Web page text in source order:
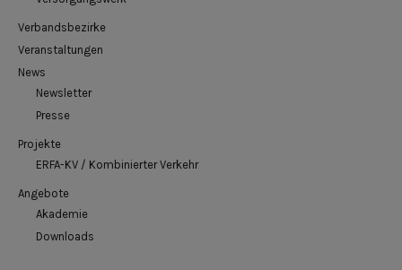
Verbandsbezirke
Veranstaltungen
News
Newsletter
Presse
Projekte
ERFA-KV / Kombinierter Verkehr
Angebote
Akademie
Downloads